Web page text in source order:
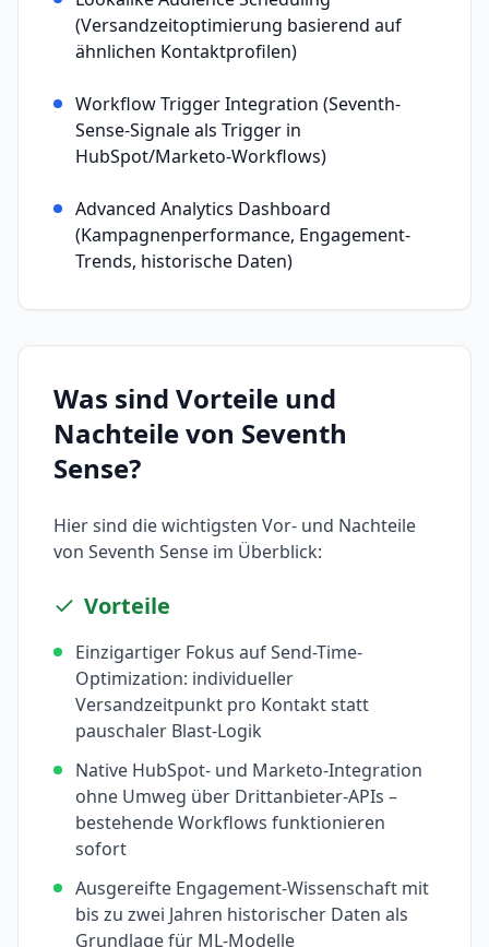
(Versandzeitoptimierung basierend auf
ähnlichen Kontaktprofilen)
Workflow Trigger Integration (Seventh-
Sense-Signale als Trigger in
HubSpot/Marketo-Workflows)
Advanced Analytics Dashboard
(Kampagnenperformance, Engagement-
Trends, historische Daten)
Was sind Vorteile und
Nachteile von Seventh
Sense?
Hier sind die wichtigsten Vor- und Nachteile
von Seventh Sense im Überblick:
Vorteile
Einzigartiger Fokus auf Send-Time-
Optimization: individueller
Versandzeitpunkt pro Kontakt statt
pauschaler Blast-Logik
Native HubSpot- und Marketo-Integration
ohne Umweg über Drittanbieter-APIs –
bestehende Workflows funktionieren
sofort
Ausgereifte Engagement-Wissenschaft mit
bis zu zwei Jahren historischer Daten als
Grundlage für ML-Modelle